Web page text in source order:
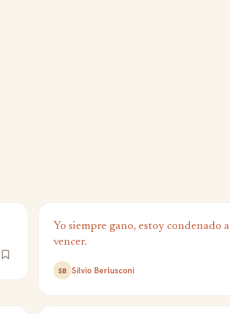
Yo siempre gano, estoy condenado a
vencer.
SB Silvio Berlusconi